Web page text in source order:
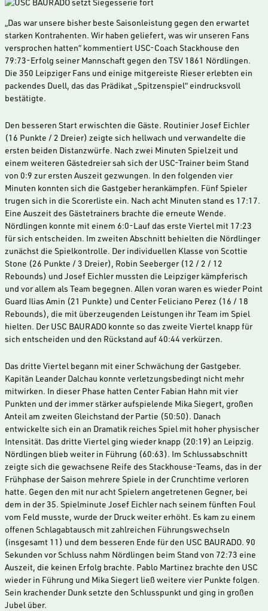
„Das war unsere bisher beste Saisonleistung gegen den erwartet
starken Kontrahenten. Wir haben geliefert, was wir unseren Fans
versprochen hatten“ kommentiert USC-Coach Stackhouse den
79:73-Erfolg seiner Mannschaft gegen den TSV 1861 Nördlingen.
Die 350 Leipziger Fans und einige mitgereiste Rieser erlebten ein
packendes Duell, das das Prädikat „Spitzenspiel“ eindrucksvoll
bestätigte.
Den besseren Start erwischten die Gäste. Routinier Josef Eichler
(16 Punkte / 2 Dreier) zeigte sich hellwach und verwandelte die
ersten beiden Distanzwürfe. Nach zwei Minuten Spielzeit und
einem weiteren Gästedreier sah sich der USC-Trainer beim Stand
von 0:9 zur ersten Auszeit gezwungen. In den folgenden vier
Minuten konnten sich die Gastgeber herankämpfen. Fünf Spieler
trugen sich in die Scorerliste ein. Nach acht Minuten stand es 17:17.
Eine Auszeit des Gästetrainers brachte die erneute Wende.
Nördlingen konnte mit einem 6:0-Lauf das erste Viertel mit 17:23
für sich entscheiden. Im zweiten Abschnitt behielten die Nördlinger
zunächst die Spielkontrolle. Der individuellen Klasse von Scottie
Stone (26 Punkte / 3 Dreier), Robin Seeberger (12 / 2 / 12
Rebounds) und Josef Eichler mussten die Leipziger kämpferisch
und vor allem als Team begegnen. Allen voran waren es wieder Point
Guard Ilias Amin (21 Punkte) und Center Feliciano Perez (16 / 18
Rebounds), die mit überzeugenden Leistungen ihr Team im Spiel
hielten. Der USC BAURADO konnte so das zweite Viertel knapp für
sich entscheiden und den Rückstand auf 40:44 verkürzen.
Das dritte Viertel begann mit einer Schwächung der Gastgeber.
Kapitän Leander Dalchau konnte verletzungsbedingt nicht mehr
mitwirken. In dieser Phase hatten Center Fabian Hahn mit vier
Punkten und der immer stärker aufspielende Mika Siegert, großen
Anteil am zweiten Gleichstand der Partie (50:50). Danach
entwickelte sich ein an Dramatik reiches Spiel mit hoher physischer
Intensität. Das dritte Viertel ging wieder knapp (20:19) an Leipzig.
Nördlingen blieb weiter in Führung (60:63). Im Schlussabschnitt
zeigte sich die gewachsene Reife des Stackhouse-Teams, das in der
Frühphase der Saison mehrere Spiele in der Crunchtime verloren
hatte. Gegen den mit nur acht Spielern angetretenen Gegner, bei
dem in der 35. Spielminute Josef Eichler nach seinem fünften Foul
vom Feld musste, wurde der Druck weiter erhöht. Es kam zu einem
offenen Schlagabtausch mit zahlreichen Führungswechseln
(insgesamt 11) und dem besseren Ende für den USC BAURADO. 90
Sekunden vor Schluss nahm Nördlingen beim Stand von 72:73 eine
Auszeit, die keinen Erfolg brachte. Pablo Martinez brachte den USC
wieder in Führung und Mika Siegert ließ weitere vier Punkte folgen.
Sein krachender Dunk setzte den Schlusspunkt und ging in großen
Jubel über.